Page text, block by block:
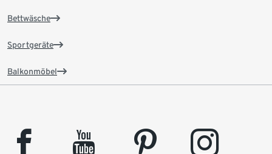
Bettwäsche
Sportgeräte
Balkonmöbel
facebook youtube pinterest instagram